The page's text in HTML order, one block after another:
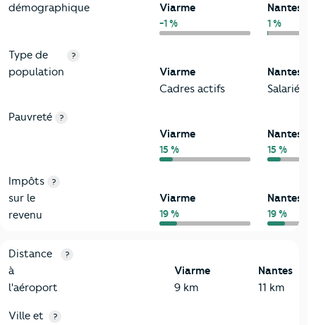
démographique
Viarme
-1 %
Nantes
1 %
Type de
population
?
Viarme
Cadres actifs
Nantes
Salariés
Pauvreté ?
Viarme
15 %
Nantes
15 %
Impôts
sur le
revenu
?
Viarme
19 %
Nantes
19 %
3-Environnement
Critères Viarme
Distance
à
l'aéroport
?
Viarme
9 km
Nantes
11 km
Ville et
?